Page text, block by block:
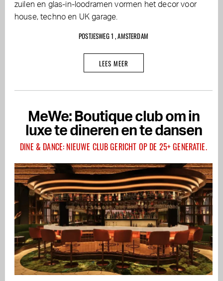
zuilen en glas-in-loodramen vormen het decor voor
house, techno en UK garage.
POSTJESWEG 1 , AMSTERDAM
LEES MEER
MeWe: Boutique club om in
luxe te dineren en te dansen
DINE & DANCE: NIEUWE CLUB GERICHT OP DE 25+ GENERATIE.